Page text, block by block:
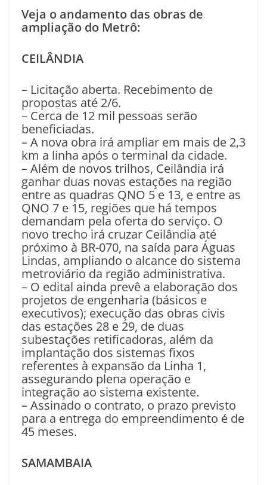
Veja o andamento das obras de
ampliação do Metrô:
CEILÂNDIA
– Licitação aberta. Recebimento de
propostas até 2/6.
– Cerca de 12 mil pessoas serão
beneficiadas.
– A nova obra irá ampliar em mais de 2,3
km a linha após o terminal da cidade.
– Além de novos trilhos, Ceilândia irá
ganhar duas novas estações na região
entre as quadras QNO 5 e 13, e entre as
QNO 7 e 15, regiões que há tempos
demandam pela oferta do serviço. O
novo trecho irá cruzar Ceilândia até
próximo à BR-070, na saída para Águas
Lindas, ampliando o alcance do sistema
metroviário da região administrativa.
– O edital ainda prevê a elaboração dos
projetos de engenharia (básicos e
executivos); execução das obras civis
das estações 28 e 29, de duas
subestações retificadoras, além da
implantação dos sistemas fixos
referentes à expansão da Linha 1,
assegurando plena operação e
integração ao sistema existente.
– Assinado o contrato, o prazo previsto
para a entrega do empreendimento é de
45 meses.
SAMAMBAIA